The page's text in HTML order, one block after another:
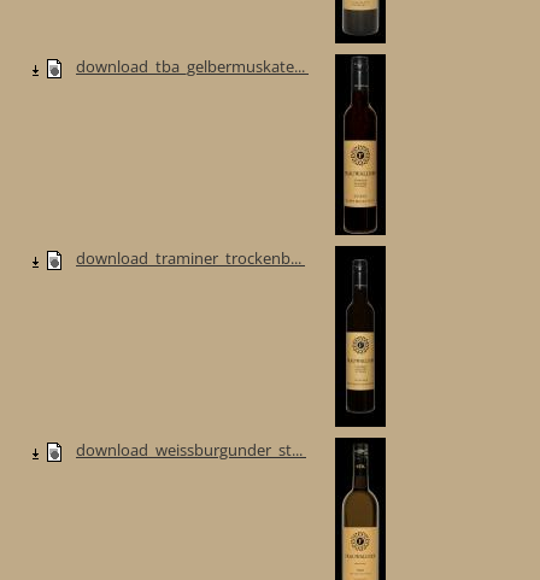
download_tba_gelbermuskate...
download_traminer_trockenb...
download_weissburgunder_st...